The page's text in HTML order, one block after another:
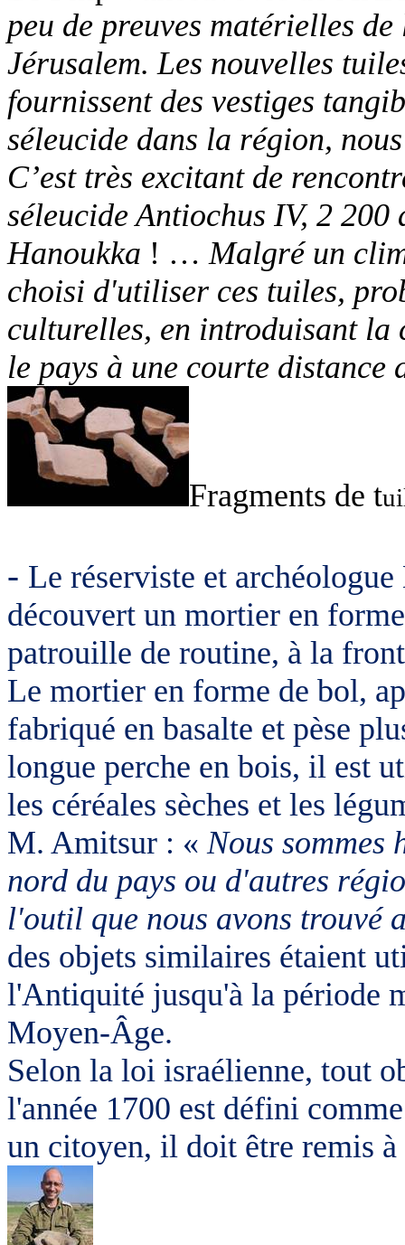
peu de preuves matérielles
Jérusalem. Les nouvelles
fournissent des vestiges
séleucide dans la région,
C’est très excitant de
séleucide Antiochus IV, 2 200
Hanoukka ! … Malgré un
choisi d'utiliser ces tuiles,
culturelles, en introduisant la
le pays à une courte distance
Fragments de t
- Le réserviste et
découvert un mortier en
patrouille de routine, à la
Le mortier en forme de bol,
fabriqué en basalte et pèse
longue perche en bois, il est
les céréales sèches et les
M. Amitsur : « Nous sommes
nord du pays ou d'autres
l'outil que nous avons trouvé
des objets similaires étaient
l'Antiquité jusqu'à la période
Moyen-Âge.
Selon la loi israélienne, tout
l'année 1700 est défini
un citoyen, il doit être remis